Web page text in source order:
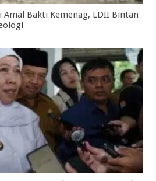
Amal Bakti Kemenag, LDII Bintan